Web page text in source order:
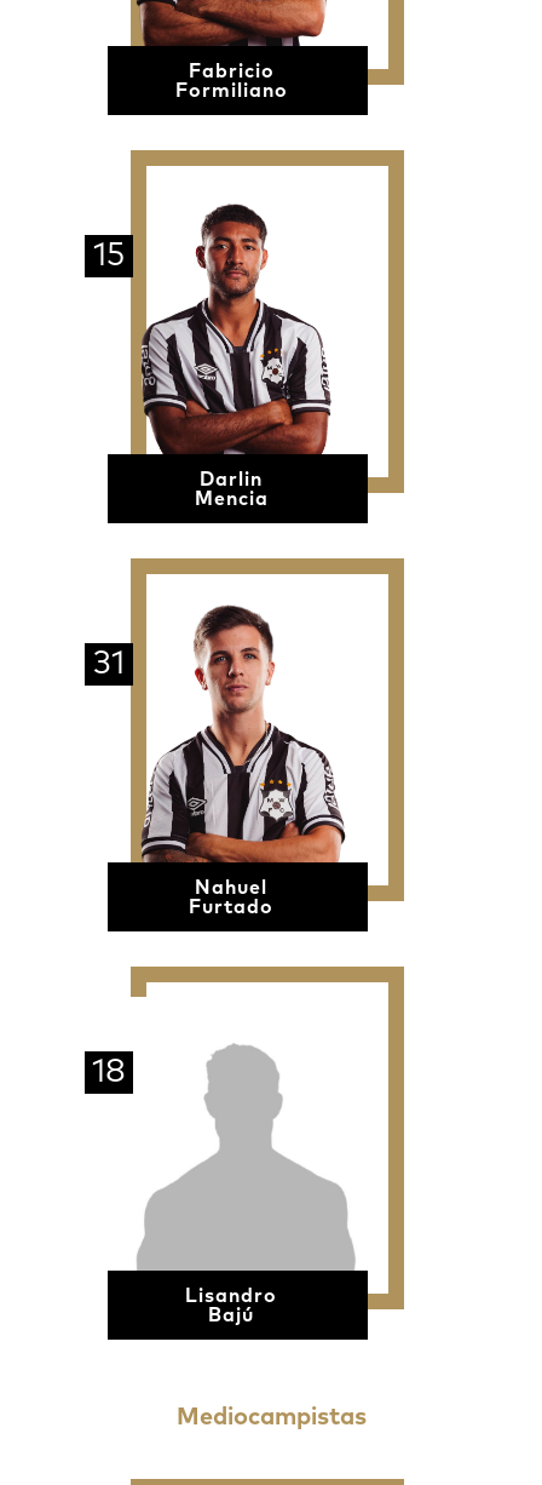
Fabricio
Formiliano
15
Darlin
Mencia
31
Nahuel
Furtado
18
Lisandro
Bajú
Mediocampistas